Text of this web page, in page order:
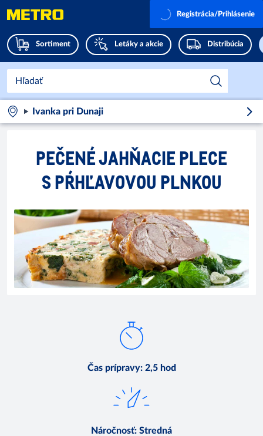
Sortiment Letáky a akcie Distribúcia
Registrácia/Prihlásenie
Ivanka pri Dunaji
PEČENÉ JAHŇACIE PLECE
S PŔHĽAVOVOU PLNKOU
Čas prípravy: 2,5 hod
Náročnosť: Stredná